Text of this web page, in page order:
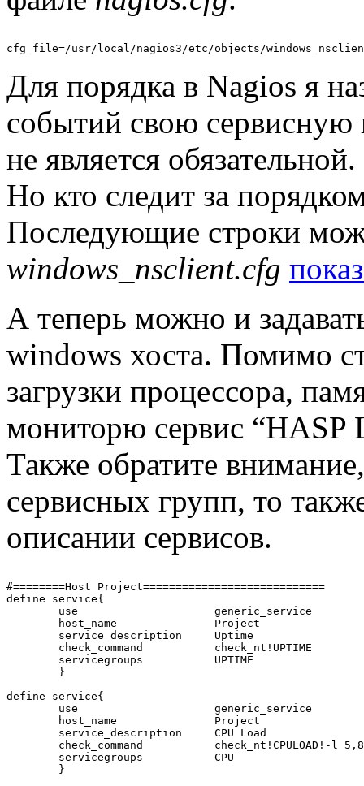
Для порядка в Nagios я
событий свою сервисную
не является обязательной.
Но кто следит за
Последующие строки
windows_nsclient.cfg
А теперь можно и
windows хоста. Помимо
загрузки процессора,
мониторю сервис “HASP
Также обратите
сервисных групп, то
описании сервисов.
#========Host Project============================
define service{
        use                     generic_service
        host_name               Project
        service_description     Uptime
        check_command           check_nt!UPTIME
        servicegroups           UPTIME
        }
define service{
        use                     generic_service
        host_name               Project
        service_description     CPU Load
check_command           check_nt!CPULOAD!-l
        servicegroups           CPU